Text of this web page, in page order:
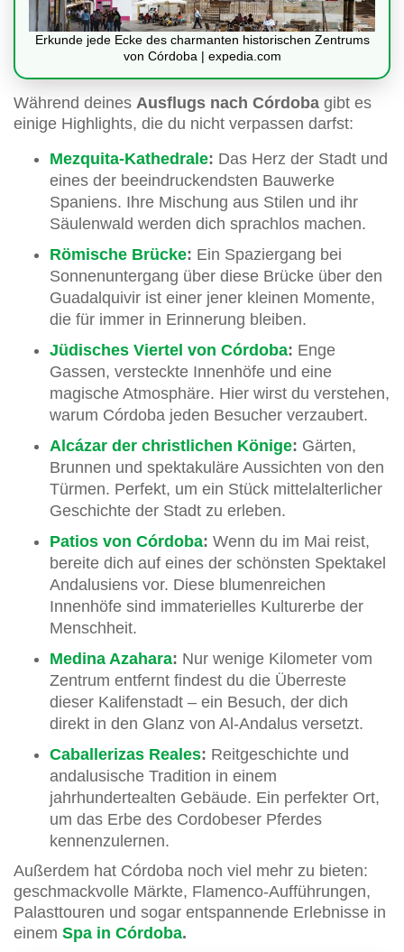
Erkunde jede Ecke des charmanten historischen Zentrums
von Córdoba | expedia.com
Während deines Ausflugs nach Córdoba gibt es
einige Highlights, die du nicht verpassen darfst:
Mezquita-Kathedrale: Das Herz der Stadt und
eines der beeindruckendsten Bauwerke
Spaniens. Ihre Mischung aus Stilen und ihr
Säulenwald werden dich sprachlos machen.
Römische Brücke: Ein Spaziergang bei
Sonnenuntergang über diese Brücke über den
Guadalquivir ist einer jener kleinen Momente,
die für immer in Erinnerung bleiben.
Jüdisches Viertel von Córdoba: Enge
Gassen, versteckte Innenhöfe und eine
magische Atmosphäre. Hier wirst du verstehen,
warum Córdoba jeden Besucher verzaubert.
Alcázar der christlichen Könige: Gärten,
Brunnen und spektakuläre Aussichten von den
Türmen. Perfekt, um ein Stück mittelalterlicher
Geschichte der Stadt zu erleben.
Patios von Córdoba: Wenn du im Mai reist,
bereite dich auf eines der schönsten Spektakel
Andalusiens vor. Diese blumenreichen
Innenhöfe sind immaterielles Kulturerbe der
Menschheit.
Medina Azahara: Nur wenige Kilometer vom
Zentrum entfernt findest du die Überreste
dieser Kalifenstadt – ein Besuch, der dich
direkt in den Glanz von Al-Andalus versetzt.
Caballerizas Reales: Reitgeschichte und
andalusische Tradition in einem
jahrhundertealten Gebäude. Ein perfekter Ort,
um das Erbe des Cordobeser Pferdes
kennenzulernen.
Außerdem hat Córdoba noch viel mehr zu bieten:
geschmackvolle Märkte, Flamenco-Aufführungen,
Palasttouren und sogar entspannende Erlebnisse in
einem Spa in Córdoba.